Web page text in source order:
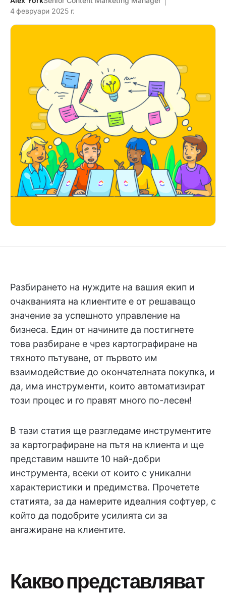
4 февруари 2025 г.
Разбирането на нуждите на вашия екип и
очакванията на клиентите е от решаващо
значение за успешното управление на
бизнеса. Един от начините да постигнете
това разбиране е чрез картографиране на
тяхното пътуване, от първото им
взаимодействие до окончателната покупка, и
да, има инструменти, които автоматизират
този процес и го правят много по-лесен!
В тази статия ще разгледаме инструментите
за картографиране на пътя на клиента и ще
представим нашите 10 най-добри
инструмента, всеки от които с уникални
характеристики и предимства. Прочетете
статията, за да намерите идеалния софтуер, с
който да подобрите усилията си за
ангажиране на клиентите.
Какво представляват